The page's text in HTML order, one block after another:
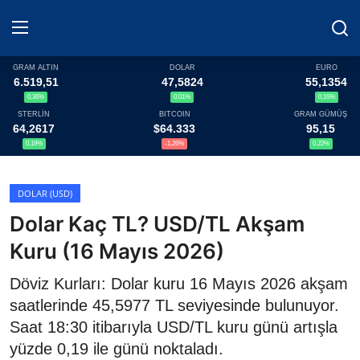
Haberler
Döviz
Altın Fiyatları
Döviz Kurları
Fonlar
Kripto Paralar
Çeviriciler
GRAM ALTIN
6.519,51
0,36%
DOLAR
47,5824
0,01%
EURO
55,1354
0,16%
STERLİN
64,2617
0,19%
BITCOIN
$64.333
-1,26%
GRAM GÜMÜŞ
95,15
0,22%
DOLAR (USD)
Dolar Kaç TL? USD/TL Akşam
Kuru (16 Mayıs 2026)
Döviz Kurları: Dolar kuru 16 Mayıs 2026 akşam
saatlerinde 45,5977 TL seviyesinde bulunuyor.
Saat 18:30 itibarıyla USD/TL kuru günü artışla
yüzde 0,19 ile günü noktaladı.